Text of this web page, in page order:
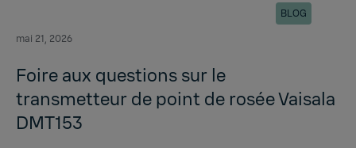
mai 21, 2026
BLOG
Foire aux questions sur le
transmetteur de point de rosée Vaisala
DMT153